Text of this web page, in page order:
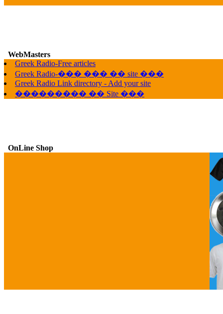
WebMasters
Greek Radio-Free articles
Greek Radio-��� ��� �� site ���
Greek Radio Link directory - Add your site
��������� �� Site ���
OnLine Shop